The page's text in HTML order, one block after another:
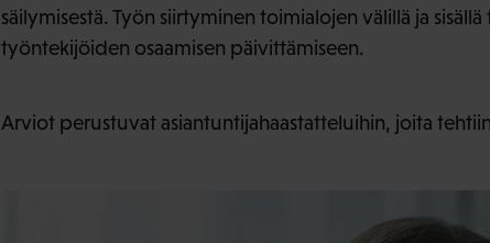
säilymisestä. Työn siirtyminen toimialojen välillä ja
työntekijöiden osaamisen päivittämiseen.
Arviot perustuvat asiantuntijahaastatteluihin, joita tehtiin